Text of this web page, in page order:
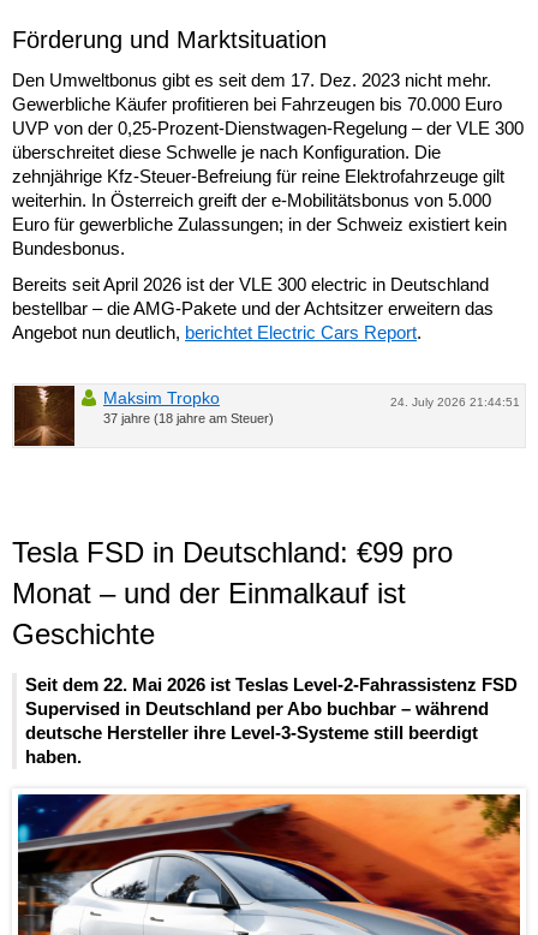
Förderung und Marktsituation
Den Umweltbonus gibt es seit dem 17. Dez. 2023 nicht mehr.
Gewerbliche Käufer profitieren bei Fahrzeugen bis 70.000 Euro
UVP von der 0,25-Prozent-Dienstwagen-Regelung – der VLE 300
überschreitet diese Schwelle je nach Konfiguration. Die
zehnjährige Kfz-Steuer-Befreiung für reine Elektrofahrzeuge gilt
weiterhin. In Österreich greift der e-Mobilitätsbonus von 5.000
Euro für gewerbliche Zulassungen; in der Schweiz existiert kein
Bundesbonus.
Bereits seit April 2026 ist der VLE 300 electric in Deutschland
bestellbar – die AMG-Pakete und der Achtsitzer erweitern das
Angebot nun deutlich, berichtet Electric Cars Report.
24. July 2026 21:44:51
Maksim Tropko
37 jahre (18 jahre am Steuer)
Tesla FSD in Deutschland: €99 pro
Monat – und der Einmalkauf ist
Geschichte
Seit dem 22. Mai 2026 ist Teslas Level-2-Fahrassistenz FSD
Supervised in Deutschland per Abo buchbar – während
deutsche Hersteller ihre Level-3-Systeme still beerdigt
haben.